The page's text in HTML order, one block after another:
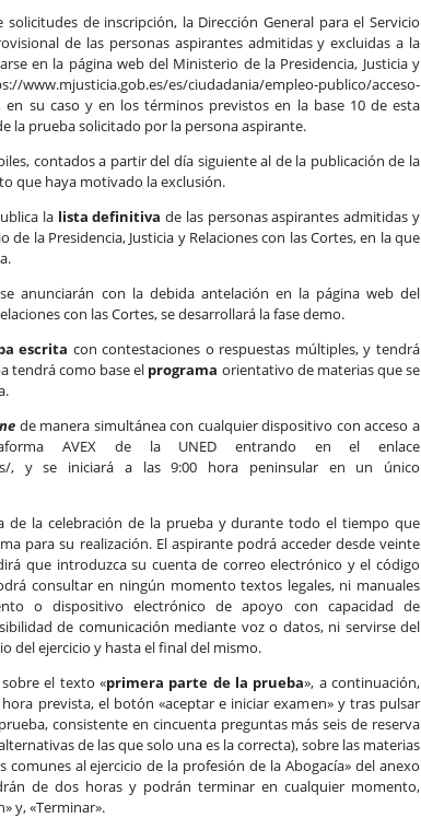
de inscripción, la Dirección General para el Servicio
de las personas aspirantes admitidas y excluidas a la
en la página web del Ministerio de la Presidencia, Justicia y
es/ciudadania/empleo-publico/acceso-
en su caso y en los términos previstos en la base 10 de esta
la prueba solicitado por la persona aspirante.
contados a partir del día siguiente al de la publicación de la
que haya motivado la exclusión.
la lista definitiva de las personas aspirantes admitidas y
la Presidencia, Justicia y Relaciones con las Cortes, en la que
anunciarán con la debida antelación en la página web del
con las Cortes, se desarrollará la fase demo.
escrita con contestaciones o respuestas múltiples, y tendrá
tendrá como base el programa orientativo de materias que se
de manera simultánea con cualquier dispositivo con acceso a
AVEX de la UNED entrando en el enlace
, y se iniciará a las 9:00 hora peninsular en un único
de la celebración de la prueba y durante todo el tiempo que
para su realización. El aspirante podrá acceder desde veinte
que introduzca su cuenta de correo electrónico y el código
consultar en ningún momento textos legales, ni manuales
o dispositivo electrónico de apoyo con capacidad de
de comunicación mediante voz o datos, ni servirse del
del ejercicio y hasta el final del mismo.
el texto «primera parte de la prueba», a continuación,
prevista, el botón «aceptar e iniciar examen» y tras pulsar
consistente en cincuenta preguntas más seis de reserva
de las que solo una es la correcta), sobre las materias
al ejercicio de la profesión de la Abogacía» del anexo
de dos horas y podrán terminar en cualquier momento,
y, «Terminar».